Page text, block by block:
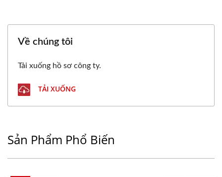
Về chúng tôi
Tải xuống hồ sơ công ty.
TẢI XUỐNG
Sản Phẩm Phổ Biến